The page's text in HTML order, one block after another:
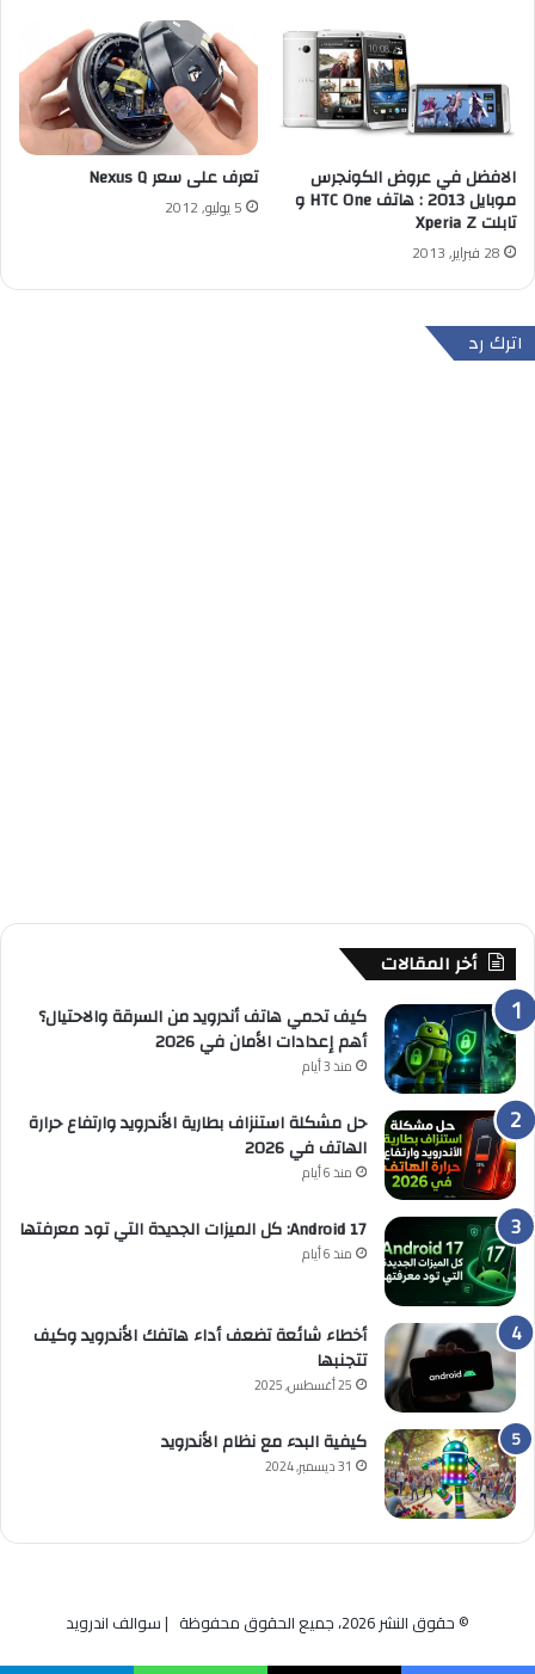
الافضل في عروض الكونجرس
موبايل 2013 : هاتف HTC One و
تابلت Xperia Z
28 فبراير, 2013
تعرف على سعر Nexus Q
5 يوليو, 2012
اترك رد
أخر المقالات
كيف تحمي هاتف أندرويد من السرقة والاحتيال؟
أهم إعدادات الأمان في 2026
منذ 3 أيام
حل مشكلة استنزاف بطارية الأندرويد وارتفاع حرارة
الهاتف في 2026
منذ 6 أيام
Android 17: كل الميزات الجديدة التي تود معرفتها
منذ 6 أيام
أخطاء شائعة تضعف أداء هاتفك الأندرويد وكيف
تتجنبها
25 أغسطس, 2025
كيفية البدء مع نظام الأندرويد
31 ديسمبر, 2024
© حقوق النشر 2026، جميع الحقوق محفوظة | سوالف اندرويد